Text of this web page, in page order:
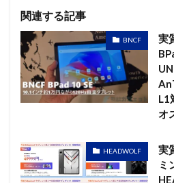
関連する記事
BNCF
実
L1
オ
HEADWOLF
実
ミ